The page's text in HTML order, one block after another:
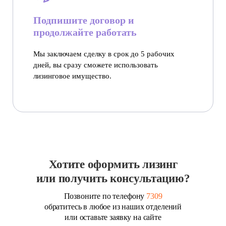
Подпишите договор и
продолжайте работать
Мы заключаем сделку в срок до 5 рабочих
дней, вы сразу сможете использовать
лизинговое имущество.
Хотите оформить лизинг
или получить консультацию?
Позвоните по телефону 7309
обратитесь в любое из наших отделений
или оставьте заявку на сайте